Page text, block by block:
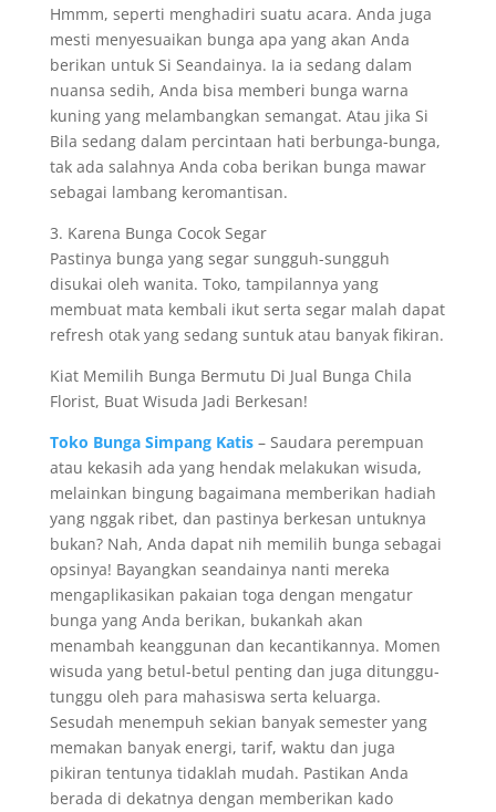
Hmmm, seperti menghadiri suatu acara. Anda juga
mesti menyesuaikan bunga apa yang akan Anda
berikan untuk Si Seandainya. Ia ia sedang dalam
nuansa sedih, Anda bisa memberi bunga warna
kuning yang melambangkan semangat. Atau jika Si
Bila sedang dalam percintaan hati berbunga-bunga,
tak ada salahnya Anda coba berikan bunga mawar
sebagai lambang keromantisan.
3. Karena Bunga Cocok Segar
Pastinya bunga yang segar sungguh-sungguh
disukai oleh wanita. Toko, tampilannya yang
membuat mata kembali ikut serta segar malah dapat
refresh otak yang sedang suntuk atau banyak fikiran.
Kiat Memilih Bunga Bermutu Di Jual Bunga Chila
Florist, Buat Wisuda Jadi Berkesan!
Toko Bunga Simpang Katis– Saudara perempuan
atau kekasih ada yang hendak melakukan wisuda,
melainkan bingung bagaimana memberikan hadiah
yang nggak ribet, dan pastinya berkesan untuknya
bukan? Nah, Anda dapat nih memilih bunga sebagai
opsinya! Bayangkan seandainya nanti mereka
mengaplikasikan pakaian toga dengan mengatur
bunga yang Anda berikan, bukankah akan
menambah keanggunan dan kecantikannya. Momen
wisuda yang betul-betul penting dan juga ditunggu-
tunggu oleh para mahasiswa serta keluarga.
Sesudah menempuh sekian banyak semester yang
memakan banyak energi, tarif, waktu dan juga
pikiran tentunya tidaklah mudah. Pastikan Anda
berada di dekatnya dengan memberikan kado